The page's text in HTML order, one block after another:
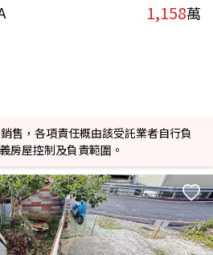
1,158萬
售，各項責任概由該受託業者自行負
房屋控制及負責範圍。